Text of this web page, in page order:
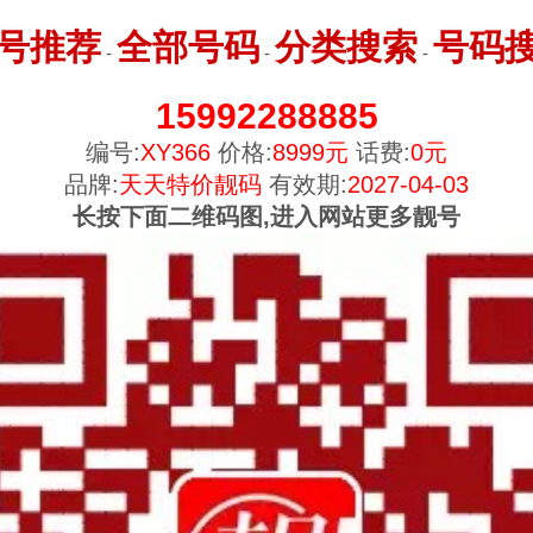
推荐- 全部号码 - 分类搜索 - 号码
15992288885
编号:XY366 价格:8999元 话费:0元
品牌:天天特价靓码 有效期:2027-04-03
长按下面二维码图,进入网站更多靓号